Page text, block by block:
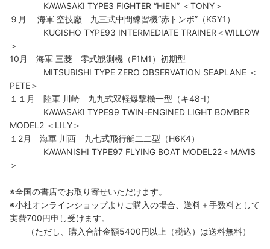
KAWASAKI TYPE3 FIGHTER “HIEN” ＜TONY＞
９月 海軍 空技廠 九三式中間練習機“赤トンボ”（K5Y1）
KUGISHO TYPE93 INTERMEDIATE TRAINER＜WILLOW
＞
10月 海軍 三菱 零式観測機（F1M1）初期型
MITSUBISHI TYPE ZERO OBSERVATION SEAPLANE ＜
PETE＞
１１月 陸軍 川崎 九九式双軽爆撃機一型（キ48-Ⅰ）
KAWASAKI TYPE99 TWIN-ENGINED LIGHT BOMBER
MODEL2 ＜LILY＞
１2月 海軍 川西 九七式飛行艇二二型（H6K4）
KAWANISHI TYPE97 FLYING BOAT MODEL22＜MAVIS
＞
※全国の書店でお取り寄せいただけます。
※小社オンラインショップよりご購入の場合、送料＋手数料として
実費700円申し受けます。
（ただし、購入合計金額5400円以上（税込）は送料無料）